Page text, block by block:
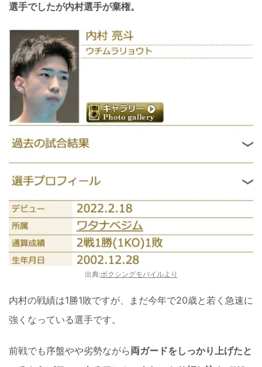
選手でしたが内村選手が棄権。
出典:ボクシングモバイルより
内村の戦績は1勝1敗ですが、まだ今年で20歳と若く急速に
強くなっている選手です。
前戦でも序盤やや劣勢ながら両ガードをしっかり上げたと